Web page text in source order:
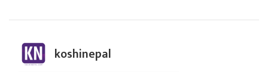
koshinepal